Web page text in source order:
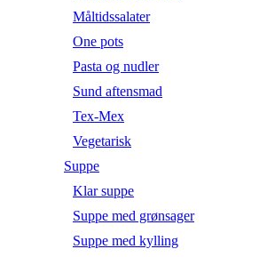
Måltidssalater
One pots
Pasta og nudler
Sund aftensmad
Tex-Mex
Vegetarisk
Suppe
Klar suppe
Suppe med grønsager
Suppe med kylling